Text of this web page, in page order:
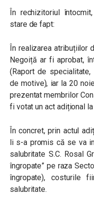
În rechizitoriul
stare de fapt:
În realizarea atribuțiilor
Negoiță ar fi aprobat,
(Raport de specialitate,
de motive), iar la 20
prezentat membrilor
fi votat un act adițional
În concret, prin actul
li s-a promis că se va
salubritate S.C. Rosal
îngropate” pe raza
îngropate), costurile
salubritate.